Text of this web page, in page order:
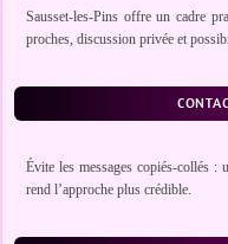
Sausset-les-Pins offre un cadre
proches, discussion privée et
Évite les messages copiés-collés
rend l’approche plus crédible.